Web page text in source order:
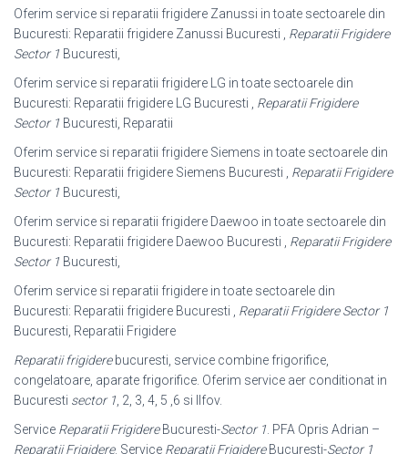
Oferim service si reparatii frigidere Zanussi in toate sectoarele din
Bucuresti: Reparatii frigidere Zanussi Bucuresti , Reparatii Frigidere
Sector 1 Bucuresti,
Oferim service si reparatii frigidere LG in toate sectoarele din
Bucuresti: Reparatii frigidere LG Bucuresti , Reparatii Frigidere
Sector 1 Bucuresti, Reparatii
Oferim service si reparatii frigidere Siemens in toate sectoarele din
Bucuresti: Reparatii frigidere Siemens Bucuresti , Reparatii Frigidere
Sector 1 Bucuresti,
Oferim service si reparatii frigidere Daewoo in toate sectoarele din
Bucuresti: Reparatii frigidere Daewoo Bucuresti , Reparatii Frigidere
Sector 1 Bucuresti,
Oferim service si reparatii frigidere in toate sectoarele din
Bucuresti: Reparatii frigidere Bucuresti , Reparatii Frigidere Sector 1
Bucuresti, Reparatii Frigidere
Reparatii frigiderebucuresti, service combine frigorifice,
congelatoare, aparate frigorifice. Oferim service aer conditionat in
Bucuresti sector 1, 2, 3, 4, 5 ,6 si Ilfov.
Service Reparatii FrigidereBucuresti-Sector 1. PFA Opris Adrian –
Reparatii Frigidere. Service Reparatii FrigidereBucuresti-Sector 1